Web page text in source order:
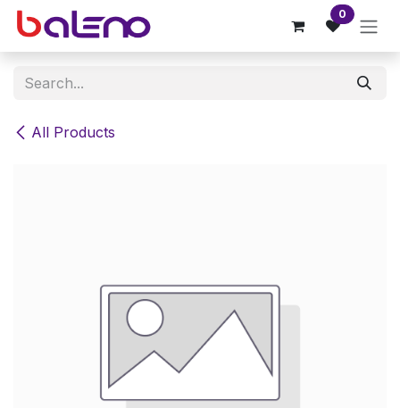
Skip to Content 0
All Products